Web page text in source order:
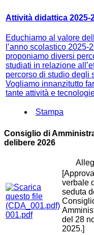
Attività didattica 2025-
Educhiamo al valore
l’anno scolastico 2025-
proponiamo diversi
studiati in relazione
percorso di studio degli
Vogliamo innanzitutto
tante attività e
Stampa
Consiglio di
delibere 2026
001.pdf
verbale
seduta
del 28
2025.]